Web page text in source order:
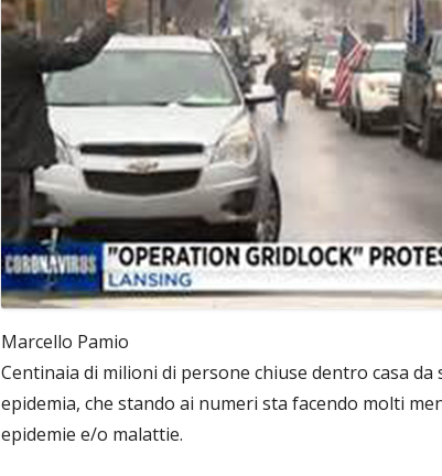
finestra
finestra
finestra
finestra
finestra
vi
di
Marcello Pamio
Centinaia di milioni di persone chiuse dentro casa
epidemia, che stando ai numeri sta facendo molti
epidemie e/o malattie.